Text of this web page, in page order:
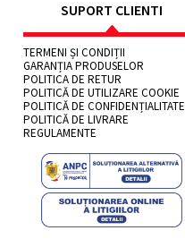
SUPORT CLIENTI
TERMENI ȘI CONDIȚII
GARANȚIA PRODUSELOR
POLITICA DE RETUR
POLITICĂ DE UTILIZARE COOKIE
POLITICĂ DE CONFIDENȚIALITATE
POLITICĂ DE LIVRARE
REGULAMENTE